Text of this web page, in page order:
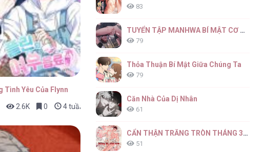
Tình Yêu Của Flynn
2.6K 0 4 tuần trước
83
TUYỂN TẬP MANHWA BÍ MẬT CƠ THỂ
79
Thỏa Thuận Bí Mật Giữa Chúng Ta
79
Căn Nhà Của Dị Nhân
61
CẨN THẬN TRĂNG TRÒN THÁNG 3 ĐẤY
51